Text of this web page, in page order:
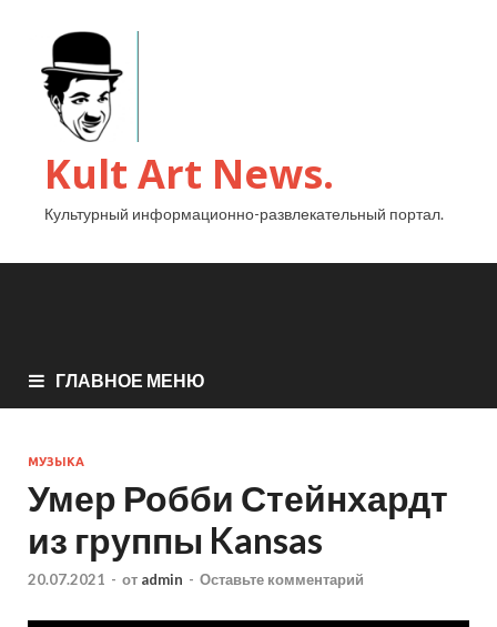
Kult Art News.
Культурный информационно-развлекательный портал.
ГЛАВНОЕ МЕНЮ
МУЗЫКА
Умер Робби Стейнхардт
из группы Kansas
20.07.2021 - от admin - Оставьте комментарий